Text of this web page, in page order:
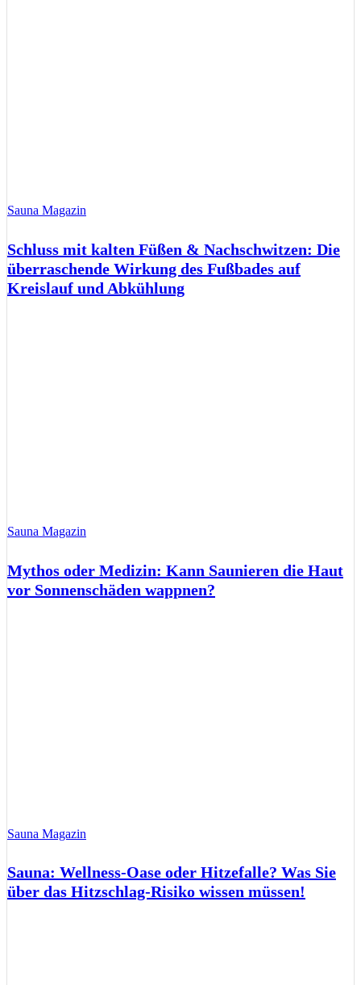
Sauna Magazin
Schluss mit kalten Füßen & Nachschwitzen: Die
überraschende Wirkung des Fußbades auf
Kreislauf und Abkühlung
Sauna Magazin
Mythos oder Medizin: Kann Saunieren die Haut
vor Sonnenschäden wappnen?
Sauna Magazin
Sauna: Wellness-Oase oder Hitzefalle? Was Sie
über das Hitzschlag-Risiko wissen müssen!